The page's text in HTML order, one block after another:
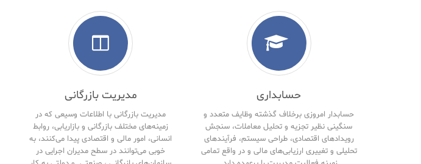
حسابداری
حسابدار امروزی برخلاف گذشته وظایف متعدد و
سنگینی نظیر تجزیه و تحلیل معاملات، سنجش
رویدادهای اقتصادی، طراحی سیستم، فرآیندهای
تحلیلی و تغییری ارزیابی‌های مالی و در واقع تمامی
مدیریت بازرگانی
مدیریت بازرگانی با اطلاعات وسیعی که در
زمینه‌های مختلف بازرگانی و بازاریابی، روابط
انسانی، امور مالی و اقتصادی پیدا می‌کنند، به
خوبی می‌توانند در سطح مدیران اجرایی در